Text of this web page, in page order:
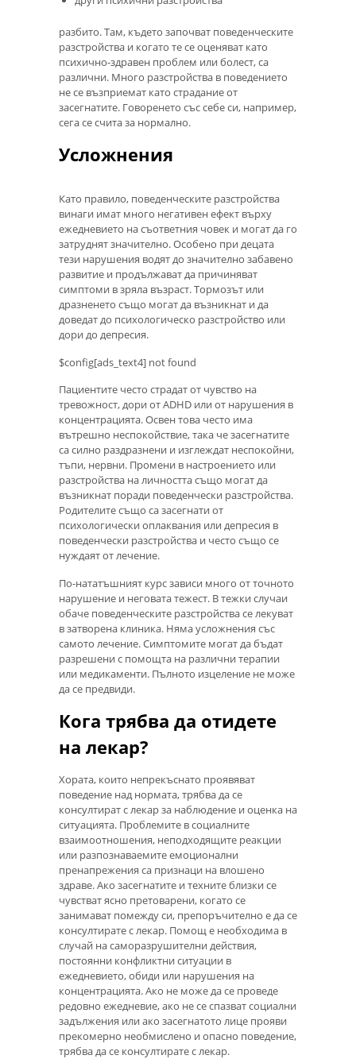
разбито. Там, където започват поведенческите
разстройства и когато те се оценяват като
психично-здравен проблем или болест, са
различни. Много разстройства в поведението
не се възприемат като страдание от
засегнатите. Говоренето със себе си, например,
сега се счита за нормално.
Усложнения
Като правило, поведенческите разстройства
винаги имат много негативен ефект върху
ежедневието на съответния човек и могат да го
затруднят значително. Особено при децата
тези нарушения водят до значително забавено
развитие и продължават да причиняват
симптоми в зряла възраст. Тормозът или
дразненето също могат да възникнат и да
доведат до психологическо разстройство или
дори до депресия.
$config[ads_text4] not found
Пациентите често страдат от чувство на
тревожност, дори от ADHD или от нарушения в
концентрацията. Освен това често има
вътрешно неспокойствие, така че засегнатите
са силно раздразнени и изглеждат неспокойни,
тъпи, нервни. Промени в настроението или
разстройства на личността също могат да
възникнат поради поведенчески разстройства.
Родителите също са засегнати от
психологически оплаквания или депресия в
поведенчески разстройства и често също се
нуждаят от лечение.
По-нататъшният курс зависи много от точното
нарушение и неговата тежест. В тежки случаи
обаче поведенческите разстройства се лекуват
в затворена клиника. Няма усложнения със
самото лечение. Симптомите могат да бъдат
разрешени с помощта на различни терапии
или медикаменти. Пълното изцеление не може
да се предвиди.
Кога трябва да отидете
на лекар?
Хората, които непрекъснато проявяват
поведение над нормата, трябва да се
консултират с лекар за наблюдение и оценка на
ситуацията. Проблемите в социалните
взаимоотношения, неподходящите реакции
или разпознаваемите емоционални
пренапрежения са признаци на влошено
здраве. Ако засегнатите и техните близки се
чувстват ясно претоварени, когато се
занимават помежду си, препоръчително е да се
консултирате с лекар. Помощ е необходима в
случай на саморазрушителни действия,
постоянни конфликтни ситуации в
ежедневието, обиди или нарушения на
концентрацията. Ако не може да се проведе
редовно ежедневие, ако не се спазват социални
задължения или ако засегнатото лице прояви
прекомерно необмислено и опасно поведение,
трябва да се консултирате с лекар.